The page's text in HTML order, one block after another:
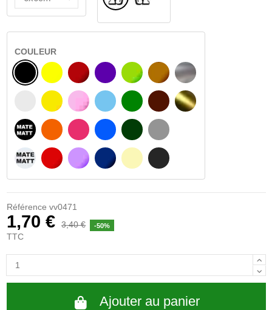
COULEUR
NOIR
BLANC
NOIR MATÉ
BLANC MATÉ
JAUNE
JAUNE AMBRE
ORANGE
ROUGE
BOURGOGNE
ROSA
FUCHSIA
PURPLE
VIOLET
BLEU CLAIR
BLAU
BLEU FONCÉ
VERT CLAIR
VERT
VERT FONCÉ
BEIGE
NOISETTE
BRUN FONCÉ
GRIS CLAIR
GRIS FONCÉ
ARGENT
OR
Référence vv0471
1,70 € 3,40 € -50%
TTC
Ajouter au panier